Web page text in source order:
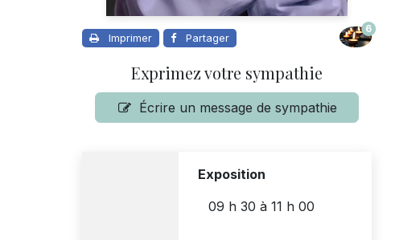
Imprimer Partager
6
Exprimez votre sympathie
Écrire un message de sympathie
Exposition
09 h 30 à 11 h 00